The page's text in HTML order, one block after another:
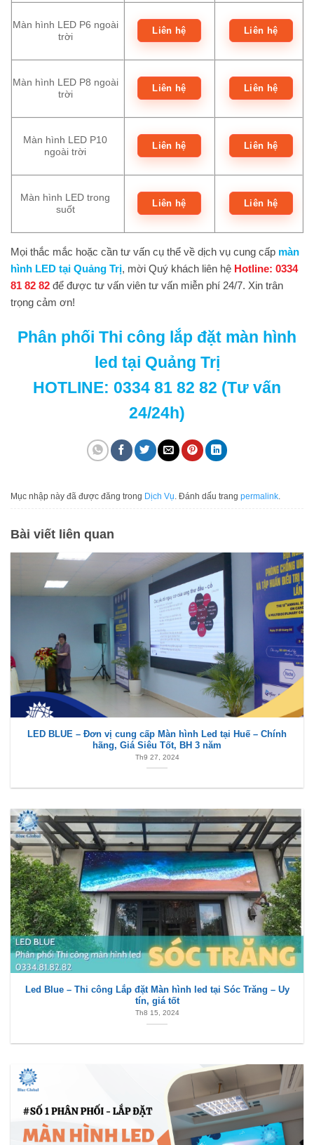
Màn hình LED P6 ngoài
trời
Liên hệ Liên hệ
Màn hình LED P8 ngoài
trời
Liên hệ Liên hệ
Màn hình LED P10
ngoài trời
Liên hệ Liên hệ
Màn hình LED trong
suốt
Liên hệ Liên hệ
Mọi thắc mắc hoặc cần tư vấn cụ thể về dịch vụ cung cấp màn
hình LED tại Quảng Trị, mời Quý khách liên hệ Hotline: 0334
81 82 82 để được tư vấn viên tư vấn miễn phí 24/7. Xin trân
trọng cảm ơn!
Phân phối Thi công lắp đặt màn hình
led tại Quảng Trị
HOTLINE: 0334 81 82 82 (Tư vấn
24/24h)
Mục nhập này đã được đăng trong Dịch Vụ. Đánh dấu trang permalink.
Bài viết liên quan
LED BLUE – Đơn vị cung cấp Màn hình Led tại Huế – Chính
hãng, Giá Siêu Tốt, BH 3 năm
Th9 27, 2024
Led Blue – Thi công Lắp đặt Màn hình led tại Sóc Trăng – Uy
tín, giá tốt
Th8 15, 2024